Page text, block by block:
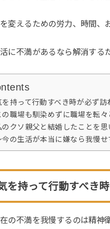
変えるための労力、時間、
に不満があるなら解消する
持って行動すべき時が必ず訪
の職場も馴染めずに職場を転々
のクソ親父と結婚したことを
生活が本当に嫌なら我慢せ
を持って行動すべき
の不満を我慢するのは精神